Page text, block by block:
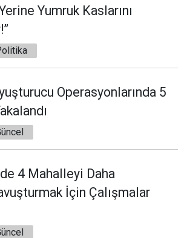
Yumruk Kaslarını
Operasyonlarında 5
4 Mahalleyi Daha
İçin Çalışmalar